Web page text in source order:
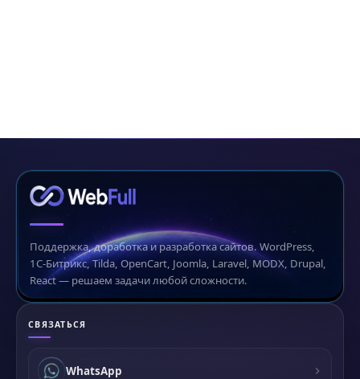
Поддержка, доработка и разработка сайтов. WordPress,
1С-Битрикс, Tilda, OpenCart, Joomla, Laravel, MODX, Drupal,
React — решаем задачи любой сложности.
СВЯЗАТЬСЯ
WhatsApp